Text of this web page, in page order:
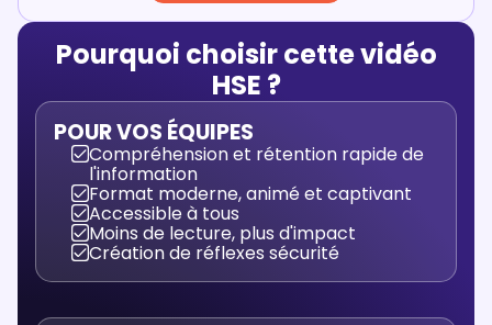
Pourquoi choisir cette vidéo
HSE ?
POUR VOS ÉQUIPES
Compréhension et rétention rapide de
l'information
Format moderne, animé et captivant
Accessible à tous
Moins de lecture, plus d'impact
Création de réflexes sécurité